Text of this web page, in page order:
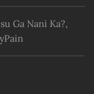
Ga Nani Ka?,